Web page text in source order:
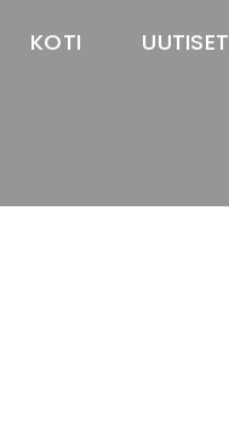
KOTI UUTISET